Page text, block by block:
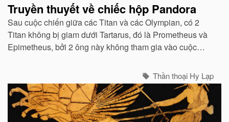
Truyền thuyết về chiếc hộp Pandora
Sau cuộc chiến giữa các Titan và các Olympian, có 2
Titan không bị giam dưới Tartarus, đó là Prometheus và
Epimetheus, bởi 2 ông này không tham gia vào cuộc
Thần thoại Hy Lạp